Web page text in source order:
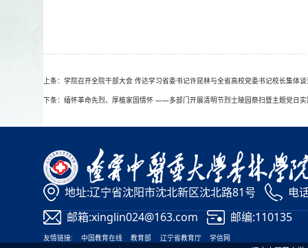
上条：学院召开全院干部大会 传达学习省委书记许昆林与全省高校党委书记校长集体
下条：缅怀革命先烈、厚植家国情怀 ——多部门开展清明节烈士陵园祭扫暨主题党日实
地址:辽宁省沈阳市沈北新区沈北路81号
电
邮箱:xinglin024@163.com
邮编:110135
友情链接: 中国教育在线 教育部 辽宁省教育厅 学信网